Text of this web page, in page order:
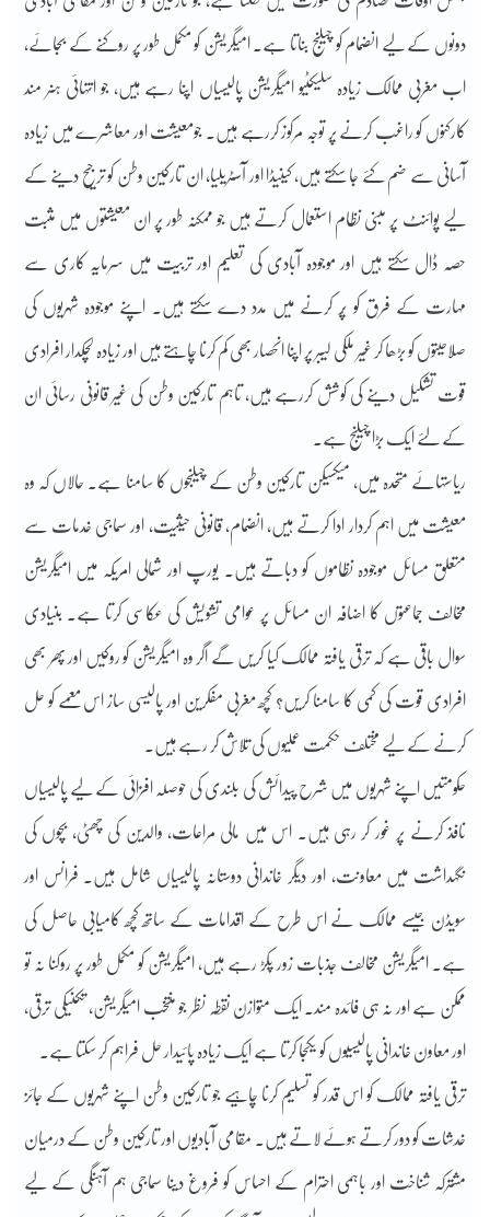
دونوں کے لیے انضمام کو چیلنج بناتا ہے۔ امیگریشن کو مکمل طور پر روکنے کے بجائے،
اب مغربی ممالک زیادہ سلیکٹیو امیگریشن پالیسیاں اپنا رہے ہیں، جو انتہائی ہنر مند
کارکنوں کو راغب کرنے پر توجہ مرکوز کررہے ہیں۔ جومعیشت اور معاشرے میں زیادہ
آسانی سے ضم کئے جا سکتے ہیں، کینیڈا اور آسٹریلیا، ان تارکین وطن کو ترجیح دینے کے
لیے پوائنٹ پر مبنی نظام استعمال کرتے ہیں جو ممکنہ طور پر ان معیشتوں میں مثبت
حصہ ڈال سکتے ہیں اور موجودہ آبادی کی تعلیم اور تربیت میں سرمایہ کاری سے
مہارت کے فرق کو پُر کرنے میں مدد دے سکتے ہیں۔ اپنے موجودہ شہریوں کی
صلاحیتوں کو بڑھا کر غیر ملکی لیبر پر اپنا انحصار بھی کم کرنا چاہتے ہیں اور زیادہ لچکدار افرادی
قوت تشکیل دینے کی کوشش کررہے ہیں، تاہم تارکین وطن کی غیر قانونی رسائی ان
کے لئے ایک بڑا چیلنج ہے۔
ریاستہائے متحدہ میں، میکسیکن تارکین وطن کے چیلنجوں کا سامنا ہے۔ حالاں کہ وہ
معیشت میں اہم کردار ادا کرتے ہیں، انضمام، قانونی حیثیت، اور سماجی خدمات سے
متعلق مسائل موجودہ نظاموں کو دباتے ہیں۔ یورپ اور شمالی امریکہ میں امیگریشن
مخالف جماعتوں کا اضافہ ان مسائل پر عوامی تشویش کی عکاسی کرتا ہے۔ بنیادی
سوال باقی ہے کہ ترقی یافتہ ممالک کیا کریں گے اگر وہ امیگریشن کو روکیں اور پھر بھی
افرادی قوت کی کمی کا سامنا کریں؟ کچھ مغربی مفکرین اور پالیسی ساز اس معمے کو حل
کرنے کے لیے مختلف حکمت عملیوں کی تلاش کر رہے ہیں۔
حکومتیں اپنے شہریوں میں شرح پیدائش کی بلندی کی حوصلہ افزائی کے لیے پالیسیاں
نافذ کرنے پر غور کر رہی ہیں۔ اس میں مالی مراعات، والدین کی چھٹی، بچوں کی
نگہداشت میں معاونت، اور دیگر خاندانی دوستانہ پالیسیاں شامل ہیں۔ فرانس اور
سویڈن جیسے ممالک نے اس طرح کے اقدامات کے ساتھ کچھ کامیابی حاصل کی
ہے۔ امیگریشن مخالف جذبات زور پکڑ رہے ہیں، امیگریشن کو مکمل طور پر روکنا نہ تو
ممکن ہے اور نہ ہی فائدہ مند۔ ایک متوازن نقطہ نظر جو منتخب امیگریشن، تکنیکی ترقی،
اور معاون خاندانی پالیسیوں کو یکجا کرتا ہے ایک زیادہ پائیدار حل فراہم کر سکتا ہے۔
ترقی یافتہ ممالک کو اس قدر کو تسلیم کرنا چاہیے جو تارکین وطن اپنے شہریوں کے جائز
خدشات کو دور کرتے ہوئے لاتے ہیں۔ مقامی آبادیوں اور تارکین وطن کے درمیان
مشترکہ شناخت اور باہمی احترام کے احساس کو فروغ دینا سماجی ہم آہنگی کے لیے